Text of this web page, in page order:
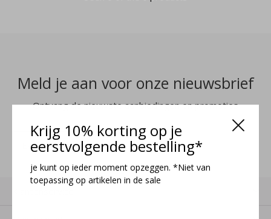
Krijg 10% korting op je
eerstvolgende bestelling*
je kunt op ieder moment opzeggen. *Niet van
toepassing op artikelen in de sale
Meld je aan voor onze nieuwsbrief
Ontvang de nieuwste aanbiedingen en promoties
MELD JE AAN